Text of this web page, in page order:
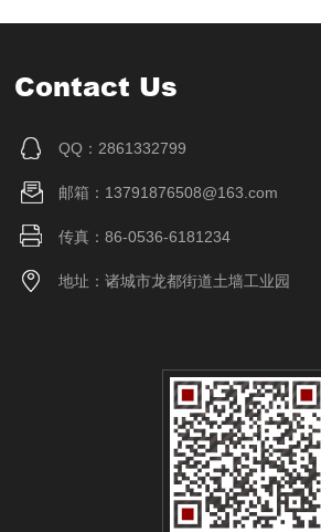
Contact Us
QQ：2861332799
邮箱：13791876508@163.com
传真：86-0536-6181234
地址：诸城市龙都街道土墙工业园